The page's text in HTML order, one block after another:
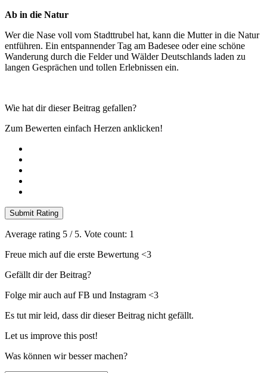
Ab in die Natur
Wer die Nase voll vom Stadttrubel hat, kann die Mutter in die Natur
entführen. Ein entspannender Tag am Badesee oder eine schöne
Wanderung durch die Felder und Wälder Deutschlands laden zu
langen Gesprächen und tollen Erlebnissen ein.
Wie hat dir dieser Beitrag gefallen?
Zum Bewerten einfach Herzen anklicken!
Submit Rating
Average rating 5 / 5. Vote count: 1
Freue mich auf die erste Bewertung <3
Gefällt dir der Beitrag?
Folge mir auch auf FB und Instagram <3
Es tut mir leid, dass dir dieser Beitrag nicht gefällt.
Let us improve this post!
Was können wir besser machen?